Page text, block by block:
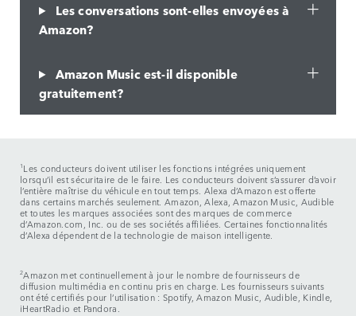
Les conversations sont-elles envoyées à
Amazon?
Amazon Music est-il disponible
gratuitement?
1 Les conducteurs doivent utiliser les fonctions intégrées uniquement
lorsqu’il est sécuritaire de le faire. Les conducteurs doivent s’assurer d’avoir
l’entière maîtrise du véhicule en tout temps. Alexa d’Amazon est offerte
dans certains marchés seulement. Amazon, Alexa, Amazon Music, Audible
et toutes les marques associées sont des marques de commerce
d’Amazon.com, Inc. ou de ses sociétés affiliées. Certaines fonctionnalités
d’Alexa dépendent de la technologie de maison intelligente.
2Amazon met continuellement à jour le nombre de fournisseurs de
diffusion multimédia en continu pris en charge. Les fournisseurs suivants
ont été certifiés pour l’utilisation : Spotify, Amazon Music, Audible, Kindle,
iHeartRadio et Pandora.